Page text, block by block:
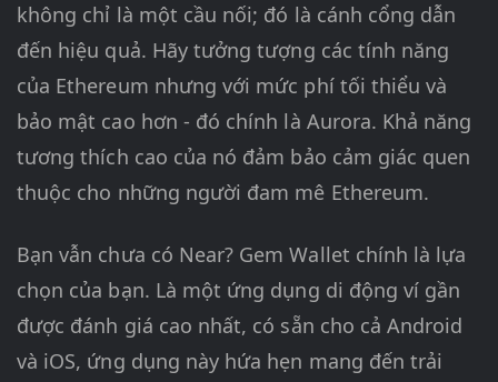
không chỉ là một cầu nối; đó là cánh cổng dẫn
đến hiệu quả. Hãy tưởng tượng các tính năng
của Ethereum nhưng với mức phí tối thiểu và
bảo mật cao hơn - đó chính là Aurora. Khả năng
tương thích cao của nó đảm bảo cảm giác quen
thuộc cho những người đam mê Ethereum.
Bạn vẫn chưa có Near? Gem Wallet chính là lựa
chọn của bạn. Là một ứng dụng di động ví gần
được đánh giá cao nhất, có sẵn cho cả Android
và iOS, ứng dụng này hứa hẹn mang đến trải